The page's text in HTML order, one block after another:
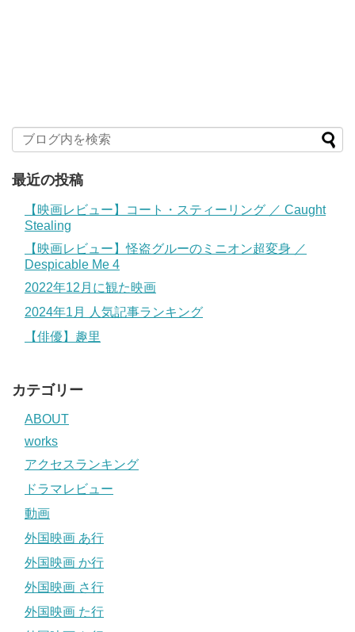
最近の投稿
【映画レビュー】コート・スティーリング ／ Caught
Stealing
【映画レビュー】怪盗グルーのミニオン超変身 ／
Despicable Me 4
2022年12月に観た映画
2024年1月 人気記事ランキング
【俳優】趣里
カテゴリー
ABOUT
works
アクセスランキング
ドラマレビュー
動画
外国映画 あ行
外国映画 か行
外国映画 さ行
外国映画 た行